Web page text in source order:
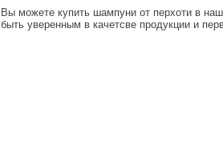
Вы можете купить шампуни от перхоти в
быть уверенным в качетсве продукции и